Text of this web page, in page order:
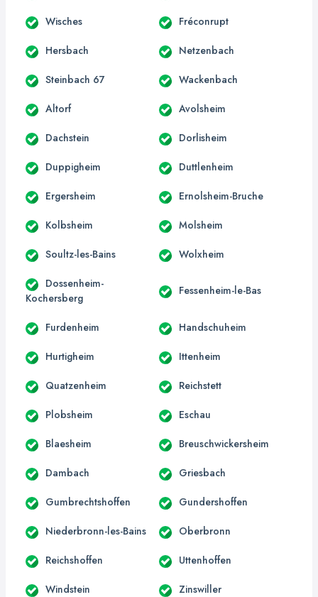
Wisches Fréconrupt
Hersbach Netzenbach
Steinbach 67 Wackenbach
Altorf Avolsheim
Dachstein Dorlisheim
Duppigheim Duttlenheim
Ergersheim Ernolsheim-Bruche
Kolbsheim Molsheim
Soultz-les-Bains Wolxheim
Dossenheim-
Kochersberg
Fessenheim-le-Bas
Furdenheim Handschuheim
Hurtigheim Ittenheim
Quatzenheim Reichstett
Plobsheim Eschau
Blaesheim Breuschwickersheim
Dambach Griesbach
Gumbrechtshoffen Gundershoffen
Niederbronn-les-Bains Oberbronn
Reichshoffen Uttenhoffen
Windstein Zinswiller